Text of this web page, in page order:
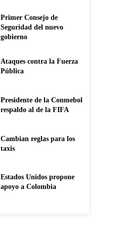
Primer Consejo de
Seguridad del nuevo
gobierno
Ataques contra la Fuerza
Pública
Presidente de la Conmebol
respaldo al de la FIFA
Cambian reglas para los
taxis
Estados Unidos propone
apoyo a Colombia